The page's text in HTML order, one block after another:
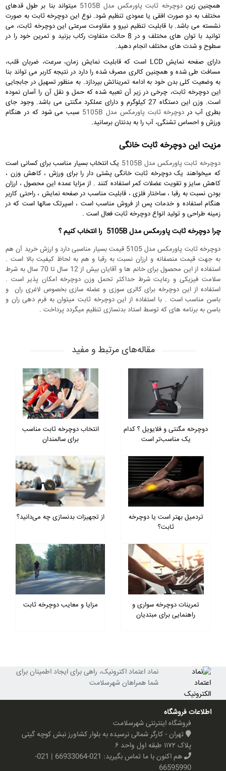
همچنین زیندوچرخه ثابت پاورمکس مدل 5105B
میتواند بنا بر طول قدهای
مختلف به دو صورت افقی یا عمودی تنظیم شود. نوع این دوچرخه ثابت به صورت
نشسته می باشد. با قابلیت تنظیم نیرو و مقاومت سرعتی این دوچرخه ثابت، می
توانید با توان های مختلف و در 8 حالت متفاوت رکاب بزنید و تمرین خود را در
سطوح و شدت های مختلف انجام دهید.
دارای صفحه نمایش LCD است که قابلیت نمایش زمان، سرعت، ضربان قلب،
مسافت طی شده و همچنین کالری مصرف شده را دارد در نتیجه کاربر می تواند بنا
به وضعیت کلی بدن خود به ادامه تمریناتش بپردازد. به منظور تسهیل در جابجایی
این دوچرخه ثابت، چرخی در زیر آن تعبیه شده که حمل و نقل آن را آسان نموده
است. وزن این دستگاه 27 کیلوگرم و دارای عملکرد مگنتی می باشد. وجود جای
بطری آب در دوچرخه ثابت پاورمکس مدل 5105B
سبب می شود که در هنگام
ورزش و احساس تشنگی، آب را به بدنتان برسانید.
مزیت این دوچرخه ثابت خانگی
دوچرخه ثابت پاورمکس مدل 5105B
یک انتخاب بسیار مناسب برای کسانی است
که میخواهند یک دوچرخه ثابت خانگی پشتی دار را برای ورزش ، کاهش وزن ،
کاهش سایز و تقویت عضلات کمر استفاده کنند . از مزایا عمده این محصول ، ارزان
بودن نسبت به رقبا ، ساختار فلزی ، قابلیت مناسب در صفحه نمایش ، راحتی کاربر
هنگام استفاده و خدمات پس از فروش مناسب است ، اسپرتک سالها است که در
زمینه طراحی و تولید انواع دوچرخه ثابت فعال است .
چرا دوچرخه ثابت پاورمکس مدل 5105B را انتخاب کنیم ؟
دوچرخه ثابت پاورمکس مدل 5105 قیمت بسیار مناسبی دارد و ارزش خرید آن هم
به جهت قیمت منصفانه و ارزان نسبت به رقبا و هم به لحاظ کیفیت بالا است .
استفاده از این محصول برای خانم ها و آقایان بیش از 12 سال تا 70 سال به شرط
سلامت فیزیکی و رعایت شرط حداکثر تحمل وزن دوچرخه امکان پذیر است .
استفاده از این دوچرخه برای کالری سوزی و عضله سازی بخصوص لاغری ران و
باسن مناسب است . با استفاده از این دوچرخه ثابت میتوان به فرم دهی ران و
باسن به برنامه های که توسط استاد بدنسازی تنظیم میگردد پرداخت .
مقاله‌های مرتبط و مفید
دوچرخه مگنتی و فلایویل ؟ کدام
یک مناسب‌تر است
انتخاب دوچرخه ثابت مناسب
برای سالمندان
تردمیل بهتر است یا دوچرخه
ثابت؟
از تجهیزات بدنسازی چه می‌دانید؟
تمرینات دوچرخه سواری و
راهنمایی برای مبتدیان
مزایا و معایب دوچرخه ثابت
نماد اعتماد اکترونیک، راهی برای ایجاد اطمینان برای
شما همراهان شهرسلامت
اطلاعات فروشگاه
فروشگاه اینترنتی شهرسلامت
تهران - کارگر شمالی نرسیده به بلوار کشاورز نبش کوچه گیتی
پلاک ۱۱۷۲ طبقه اول واحد ۶
هم اکنون با ما تماس بگیرید:
021-66933064 | 021-
66595990